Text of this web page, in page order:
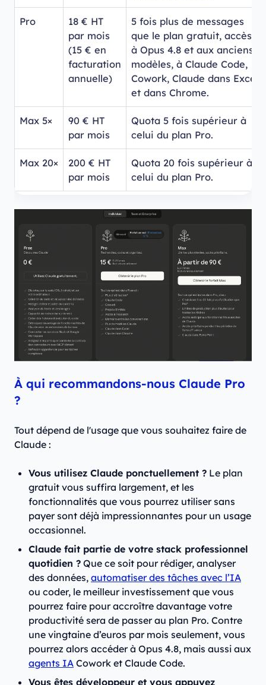
Pro
18 € HT
par mois
(15 € en
facturation
annuelle)
5 fois plus de messages
que le plan gratuit, accès
à Opus 4.8 et aux anciens
modèles, à Claude Code,
Cowork, Claude dans Excel
et dans Chrome.
Max 5×
90 € HT
par mois
Quota 5 fois supérieur à
celui du plan Pro.
Max 20×
200 € HT
par mois
Quota 20 fois supérieur à
celui du plan Pro.
À qui recommandons-nous Claude Pro
?
Tout dépend de l'usage que vous souhaitez faire de
Claude :
Vous utilisez Claude ponctuellement ? Le plan
gratuit vous suffira largement, et les
fonctionnalités que vous pourrez utiliser sans
payer sont déjà impressionnantes pour un usage
occasionnel.
Claude fait partie de votre stack professionnel
quotidien ? Que ce soit pour rédiger, analyser
des données, automatiser des tâches avec l’IA
ou coder, le meilleur investissement que vous
pourrez faire pour accroître davantage votre
productivité sera de passer au plan Pro. Contre
une vingtaine d’euros par mois seulement, vous
pourrez alors accéder à Opus 4.8, mais aussi aux
agents IA Cowork et Claude Code.
Vous êtes développeur et vous appuyez